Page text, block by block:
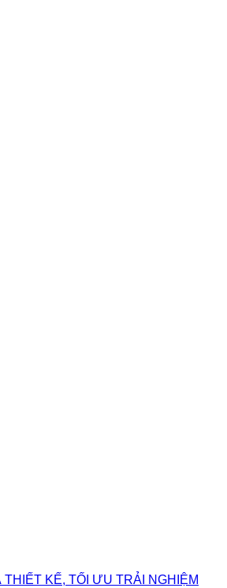
KẾ, TỐI ƯU TRẢI NGHIỆM